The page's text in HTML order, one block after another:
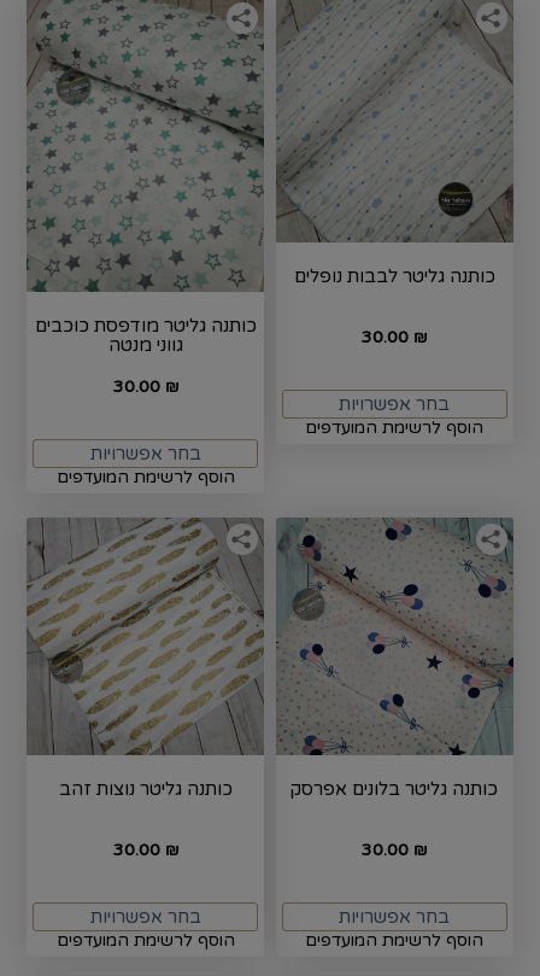
כותנה גליטר לבבות נופלים
30.00 ₪
בחר אפשרויות
הוסף לרשימת המועדפים
כותנה גליטר מודפסת כוכבים
גווני מנטה
30.00 ₪
בחר אפשרויות
הוסף לרשימת המועדפים
כותנה גליטר בלונים אפרסק
30.00 ₪
בחר אפשרויות
הוסף לרשימת המועדפים
כותנה גליטר נוצות זהב
30.00 ₪
בחר אפשרויות
הוסף לרשימת המועדפים